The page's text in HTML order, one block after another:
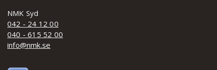
NMK Syd
042 - 24 12 00
040 - 615 52 00
info@nmk.se